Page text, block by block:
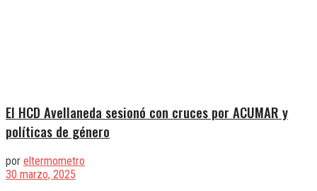
El HCD Avellaneda sesionó con cruces por ACUMAR y
políticas de género
por eltermometro
30 marzo, 2025